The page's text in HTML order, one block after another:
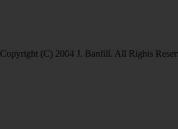
Copyright (C) 2004 J. Banfill. All Rights